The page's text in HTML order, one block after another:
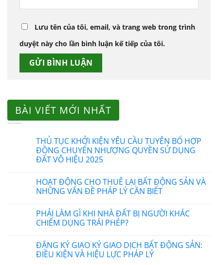
Lưu tên của tôi, email, và trang web trong trình
duyệt này cho lần bình luận kế tiếp của tôi.
BÀI VIẾT MỚI NHẤT
THỦ TỤC KHỞI KIỆN YÊU CẦU TUYÊN BỐ HỢP
ĐỒNG CHUYỂN NHƯỢNG QUYỀN SỬ DỤNG
ĐẤT VÔ HIỆU 2025
HOẠT ĐỘNG CHO THUÊ LẠI BẤT ĐỘNG SẢN VÀ
NHỮNG VẤN ĐỀ PHÁP LÝ CẦN BIẾT
PHẢI LÀM GÌ KHI NHÀ ĐẤT BỊ NGƯỜI KHÁC
CHIẾM DỤNG TRÁI PHÉP?
ĐĂNG KÝ GIAO KÝ GIAO DỊCH BẤT ĐỘNG SẢN:
ĐIỀU KIỆN VÀ HIỆU LỰC PHÁP LÝ